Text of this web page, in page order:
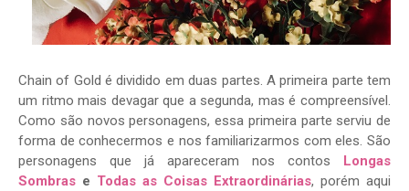
Chain of Gold é dividido em duas partes. A primeira parte tem
um ritmo mais devagar que a segunda, mas é compreensível.
Como são novos personagens, essa primeira parte serviu de
forma de conhecermos e nos familiarizarmos com eles. São
personagens que já apareceram nos contos
Longas
Sombras e Todas as Coisas Extraordinárias, porém aqui